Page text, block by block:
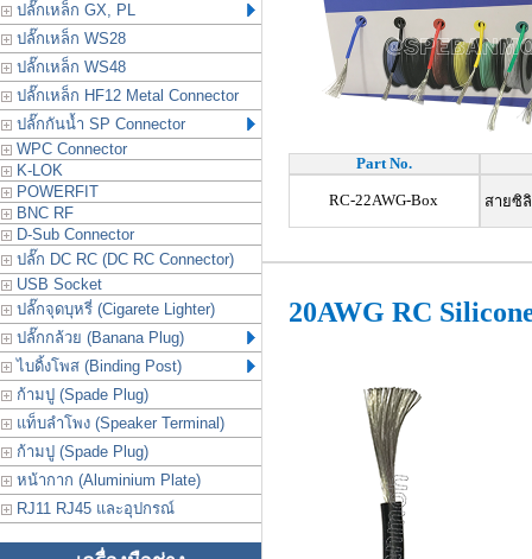
ปลั๊กเหล็ก GX, PL
ปลั๊กเหล็ก WS28
ปลั๊กเหล็ก WS48
ปลั๊กเหล็ก HF12 Metal Connector
ปลั๊กกันน้ำ SP Connector
WPC Connector
K-LOK
POWERFIT
BNC RF
D-Sub Connector
ปลั๊ก DC RC (DC RC Connector)
USB Socket
ปลั๊กจุดบุหรี่ (Cigarete Lighter)
ปลั๊กกล้วย (Banana Plug)
ไบดิ้งโพส (Binding Post)
ก้ามปู (Spade Plug)
แท็บลำโพง (Speaker Terminal)
ก้ามปู (Spade Plug)
หน้ากาก (Aluminium Plate)
RJ11 RJ45 และอุปกรณ์
Part No.
RC-22AWG-Box สายซิลิ
20AWG RC